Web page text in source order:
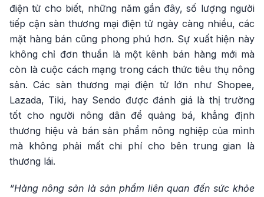
điện tử cho biết, những năm gần đây, số lượng người
tiếp cận sàn thương mại điện tử ngày càng nhiều, các
mặt hàng bán cũng phong phú hơn. Sự xuất hiện này
không chỉ đơn thuần là một kênh bán hàng mới mà
còn là cuộc cách mạng trong cách thức tiêu thụ nông
sản. Các sàn thương mại điện tử lớn như Shopee,
Lazada, Tiki, hay Sendo được đánh giá là thị trường
tốt cho người nông dân để quảng bá, khẳng định
thương hiệu và bán sản phẩm nông nghiệp của mình
mà không phải mất chi phí cho bên trung gian là
thương lái.
“Hàng nông sản là sản phẩm liên quan đến sức khỏe